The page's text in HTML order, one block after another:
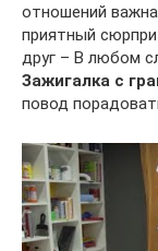
отношений
приятный
друг – В любом
Зажигалка с
повод